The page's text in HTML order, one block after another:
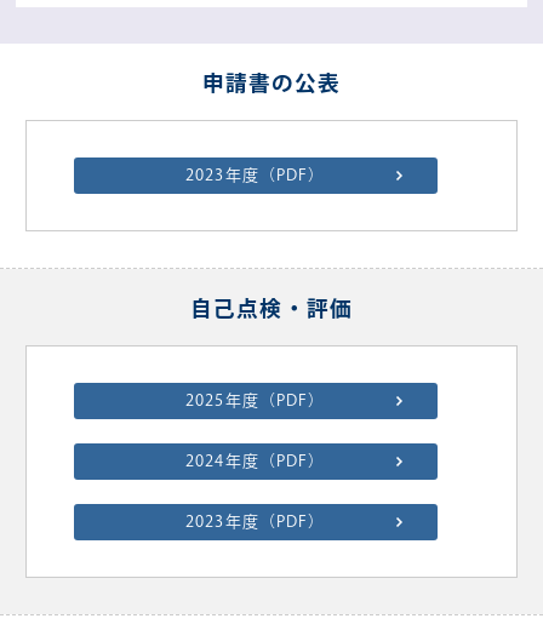
申請書の公表
2023年度（PDF）
自己点検・評価
2025年度（PDF）
2024年度（PDF）
2023年度（PDF）